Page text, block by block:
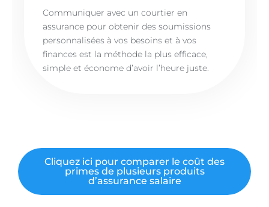
Communiquer avec un courtier en
assurance pour obtenir des soumissions
personnalisées à vos besoins et à vos
finances est la méthode la plus efficace,
simple et économe d’avoir l’heure juste.
Cliquez ici pour comparer le coût des
primes de plusieurs produits
d’assurance salaire